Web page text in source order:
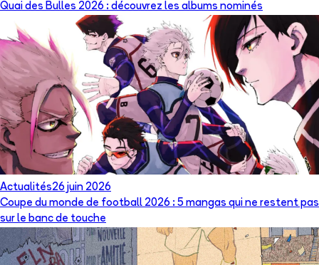
Quai des Bulles 2026 : découvrez les albums nominés
Actualités26 juin 2026
Coupe du monde de football 2026 : 5 mangas qui ne restent pas
sur le banc de touche